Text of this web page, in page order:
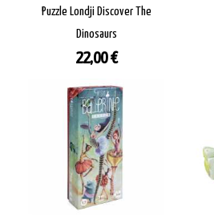
Puzzle Londji Discover The
Dinosaurs
Prezzo
22,00 €